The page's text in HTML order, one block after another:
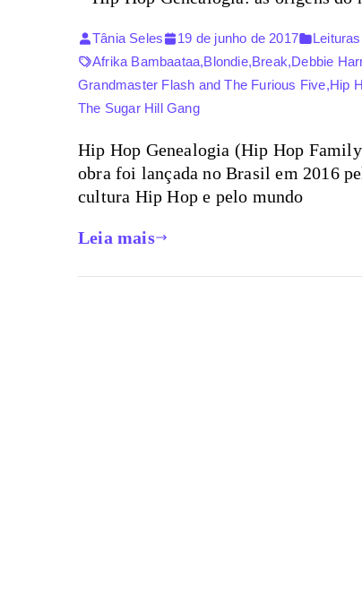
Tânia Seles 19 de junho de 2017
Leituras
Afrika Bambaataa,Blondie,Break,Debbie
Grandmaster Flash and The Furious Five,Hip
The Sugar Hill Gang
Hip Hop Genealogia (Hip Hop
obra foi lançada no Brasil em 2016
cultura Hip Hop e pelo mundo
Leia mais